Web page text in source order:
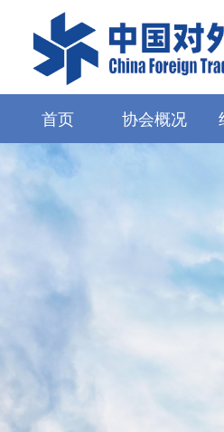
首页 协会概况